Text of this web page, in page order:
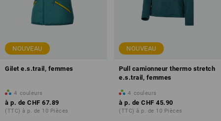
NOUVEAU
Gilet e.s.trail, femmes
4 couleurs
à p. de CHF 67.89
(TTC) à p. de 10 Pièces
NOUVEAU
Pull camionneur thermo stretch
e.s.trail, femmes
4 couleurs
à p. de CHF 45.90
(TTC) à p. de 10 Pièces